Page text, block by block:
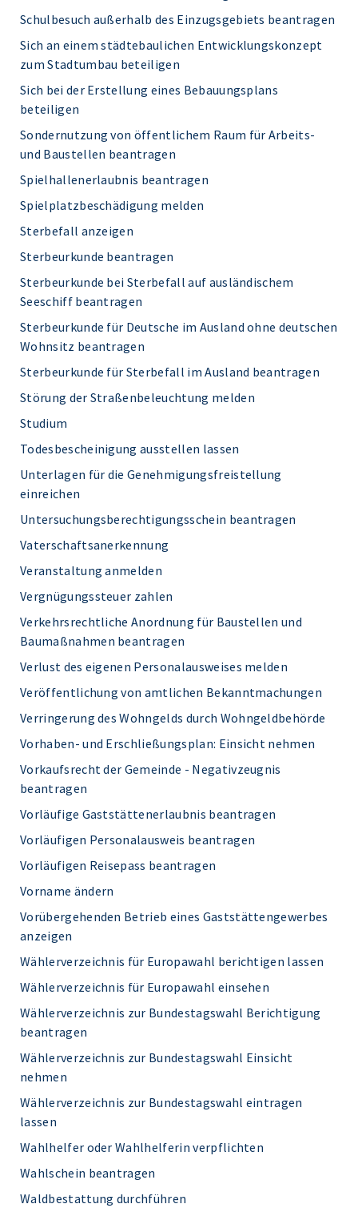
Schulbesuch außerhalb des Einzugsgebiets beantragen
Sich an einem städtebaulichen Entwicklungskonzept
zum Stadtumbau beteiligen
Sich bei der Erstellung eines Bebauungsplans
beteiligen
Sondernutzung von öffentlichem Raum für Arbeits-
und Baustellen beantragen
Spielhallenerlaubnis beantragen
Spielplatzbeschädigung melden
Sterbefall anzeigen
Sterbeurkunde beantragen
Sterbeurkunde bei Sterbefall auf ausländischem
Seeschiff beantragen
Sterbeurkunde für Deutsche im Ausland ohne deutschen
Wohnsitz beantragen
Sterbeurkunde für Sterbefall im Ausland beantragen
Störung der Straßenbeleuchtung melden
Studium
Todesbescheinigung ausstellen lassen
Unterlagen für die Genehmigungsfreistellung
einreichen
Untersuchungsberechtigungsschein beantragen
Vaterschaftsanerkennung
Veranstaltung anmelden
Vergnügungssteuer zahlen
Verkehrsrechtliche Anordnung für Baustellen und
Baumaßnahmen beantragen
Verlust des eigenen Personalausweises melden
Veröffentlichung von amtlichen Bekanntmachungen
Verringerung des Wohngelds durch Wohngeldbehörde
Vorhaben- und Erschließungsplan: Einsicht nehmen
Vorkaufsrecht der Gemeinde - Negativzeugnis
beantragen
Vorläufige Gaststättenerlaubnis beantragen
Vorläufigen Personalausweis beantragen
Vorläufigen Reisepass beantragen
Vorname ändern
Vorübergehenden Betrieb eines Gaststättengewerbes
anzeigen
Wählerverzeichnis für Europawahl berichtigen lassen
Wählerverzeichnis für Europawahl einsehen
Wählerverzeichnis zur Bundestagswahl Berichtigung
beantragen
Wählerverzeichnis zur Bundestagswahl Einsicht
nehmen
Wählerverzeichnis zur Bundestagswahl eintragen
lassen
Wahlhelfer oder Wahlhelferin verpflichten
Wahlschein beantragen
Waldbestattung durchführen